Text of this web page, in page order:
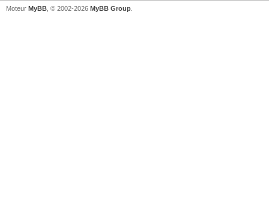
Moteur MyBB , © 2002-2026 MyBB Group